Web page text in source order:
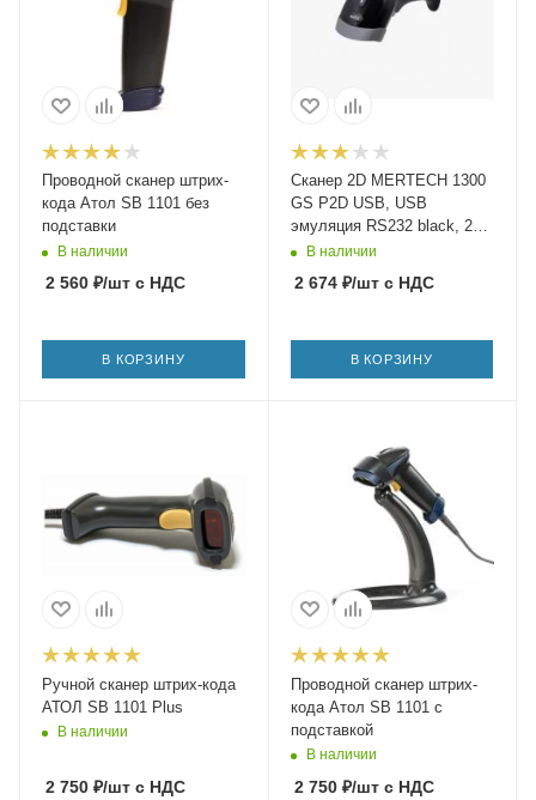
Проводной сканер штрих-
кода Атол SB 1101 без
подставки
В наличии
2 560 ₽/шт с НДС
В КОРЗИНУ
Сканер 2D MERTECH 1300
GS P2D USB, USB
эмуляция RS232 black, 2m
cableВ наличии
2 674₽/штс НДС
В КОРЗИНУ
Ручной сканер штрих-кода
АТОЛ SB 1101 Plus
В наличии
2 750 ₽/шт с НДС
Проводной сканер штрих-
кода Атол SB 1101 с
подставкой
В наличии
2 750₽/штс НДС